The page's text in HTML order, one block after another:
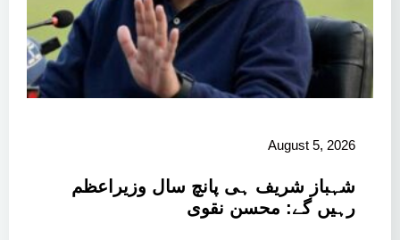
August 5, 2026
شہباز شریف ہی پانچ سال وزیراعظم
رہیں گے: محسن نقوی